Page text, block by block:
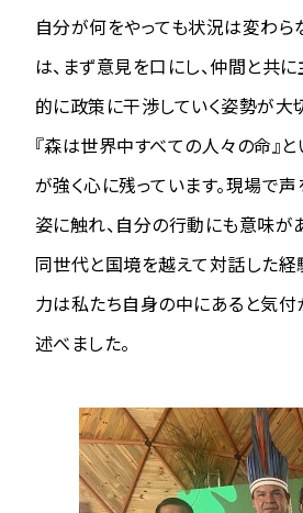
自分が何をやっても状況は変わら
は、まず意見を口にし、仲間と共
的に政策に干渉していく姿勢が大
『森は世界中すべての人々の命』
が強く心に残っています。現場で
姿に触れ、自分の行動にも意味が
同世代と国境を越えて対話した経
力は私たち自身の中にあると気付
述べました。